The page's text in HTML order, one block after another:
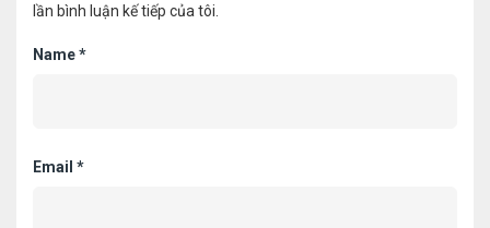
lần bình luận kế tiếp của tôi.
Name*
Email *